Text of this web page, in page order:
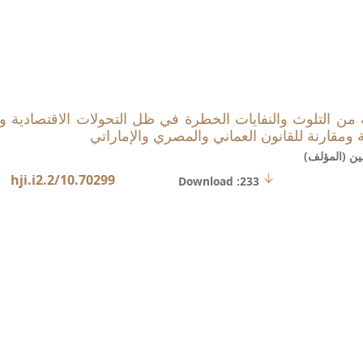
ماجستير مقدمة إلى كلية الدراسات العليا، أكاديمية نايف للعلوم الأمنية،
بين الشريعة الإسلامية والقانون الوضعي، رسالة ماجستير، جامعة نايف
الجنائي في القانون الوضعي والفقه الإسلامي، بحث مقدم إلى مؤتمر
من التلوث والنفايات الخطرة في ظل التحولات الاقتصادية
ومقارنة للقانون العماني والمصري والإماراتي
(المؤلف)
Download :233
10.70299/hji.i2.2